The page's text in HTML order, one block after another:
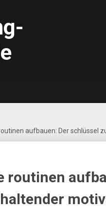
aufbauen: Der schlüssel
routinen